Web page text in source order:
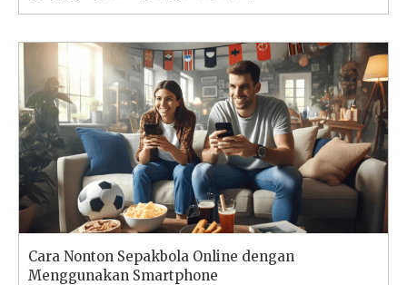
Cara Nonton Sepakbola Online dengan
Menggunakan Smartphone